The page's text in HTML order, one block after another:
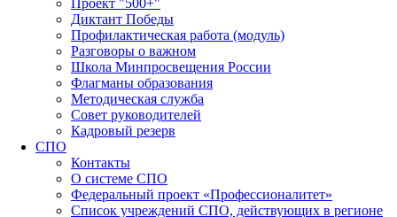
Диктант Победы
Профилактическая работа (модуль)
Разговоры о важном
Школа Минпросвещения России
Флагманы образования
Методическая служба
Совет руководителей
Кадровый резерв
СПО
Контакты
О системе СПО
Федеральный проект «Профессионалитет»
Список учреждений СПО, действующих в регионе